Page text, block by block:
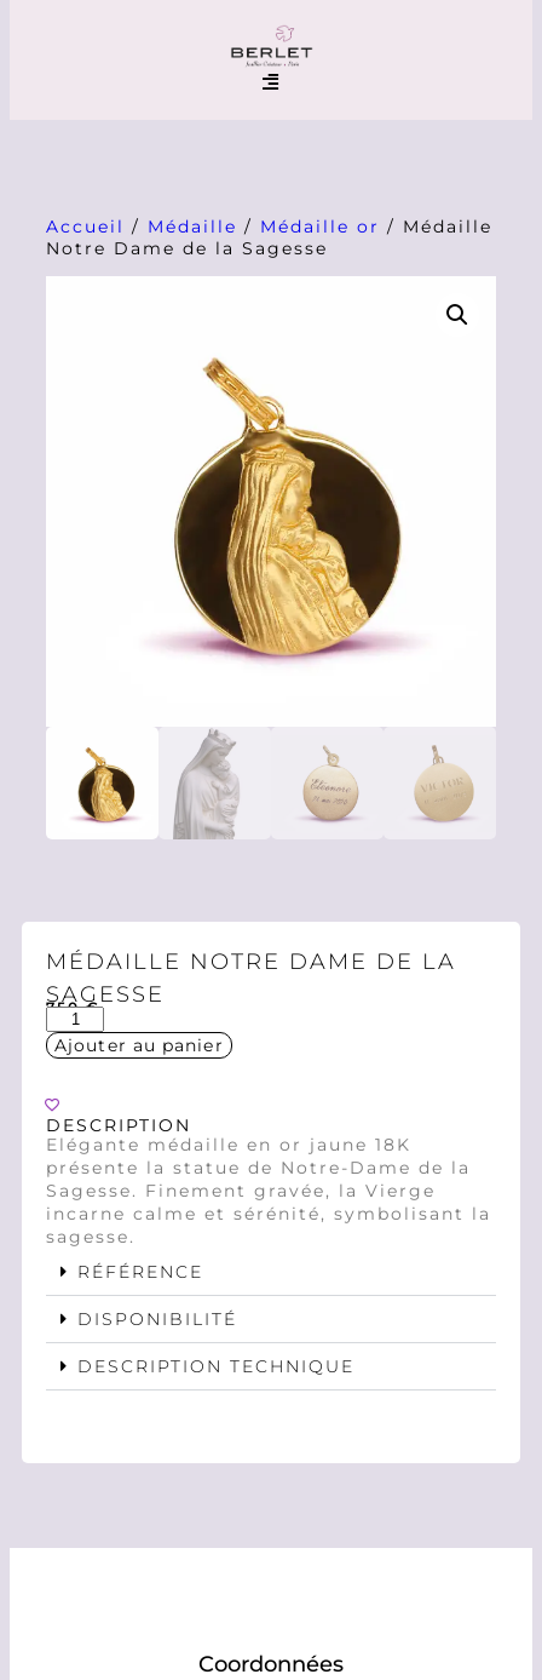
Accueil / Médaille / Médaille or / Médaille
Notre Dame de la Sagesse
MÉDAILLE NOTRE DAME DE LA
SAGESSE
750€
Ajouter au panier
DESCRIPTION
Elégante médaille en or jaune 18K
présente la statue de Notre-Dame de la
Sagesse. Finement gravée, la Vierge
incarne calme et sérénité, symbolisant la
sagesse.
RÉFÉRENCE
DISPONIBILITÉ
DESCRIPTION TECHNIQUE
Coordonnées